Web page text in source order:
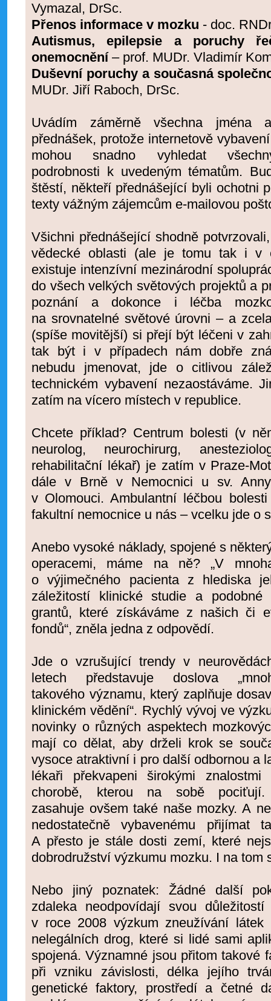
Vymazal, DrSc.
Přenos informace v mozku - doc.
Autismus, epilepsie a poruchy
onemocnění– prof. MUDr. Vladimír
Duševní poruchy a současná
MUDr. Jiří Raboch, DrSc.
Uvádím záměrně všechna jména
přednášek, protože internetově
mohou snadno vyhledat
podrobnosti k uvedeným tématům.
štěstí, někteří přednášející byli ochotni
texty vážným zájemcům e-mailovou
Všichni přednášející shodně
vědecké oblasti (ale je tomu tak i v
existuje intenzívní mezinárodní
do všech velkých světových projektů a
poznání a dokonce i léčba
na srovnatelné světové úrovni – a
(spíše movitější) si přejí být léčeni v
tak být i v případech nám dobře
nebudu jmenovat, jde o citlivou
technickém vybavení nezaostáváme.
zatím na vícero místech v republice.
Chcete příklad? Centrum bolesti (v
neurolog, neurochirurg,
rehabilitační lékař) je zatím v Praze-
dále v Brně v Nemocnici u sv.
v Olomouci. Ambulantní léčbou
fakultní nemocnice u nás – vcelku jde o
Anebo vysoké náklady, spojené s
operacemi, máme na ně? „V
o výjimečného pacienta z hlediska
záležitostí klinické studie a
grantů, které získáváme z našich či
fondů“, zněla jedna z odpovědí.
Jde o vzrušující trendy v
letech představuje doslova
takového významu, který zaplňuje
klinickém vědění“. Rychlý vývoj ve
novinky o různých aspektech
mají co dělat, aby drželi krok se
vysoce atraktivní i pro další odbornou a
lékaři překvapeni širokými
chorobě, kterou na sobě
zasahuje ovšem také naše mozky. A
nedostatečně vybavenému přijímat
A přesto je stále dosti zemí, které
dobrodružství výzkumu mozku. I na
Nebo jiný poznatek: Žádné další
zdaleka neodpovídají svou
v roce 2008 výzkum zneužívání
nelegálních drog, které si lidé sami
spojená. Významné jsou přitom takové
při vzniku závislosti, délka jejího
genetické faktory, prostředí a četné